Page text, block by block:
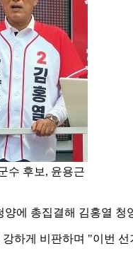
수 후보, 윤용근
에 총집결해 김홍열
하게 비판하며 "이번